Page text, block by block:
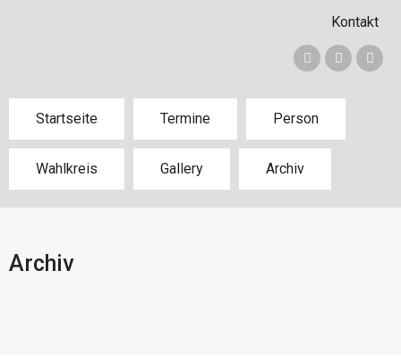
Kontakt
Startseite Termine Person
Wahlkreis Gallery Archiv
Archiv